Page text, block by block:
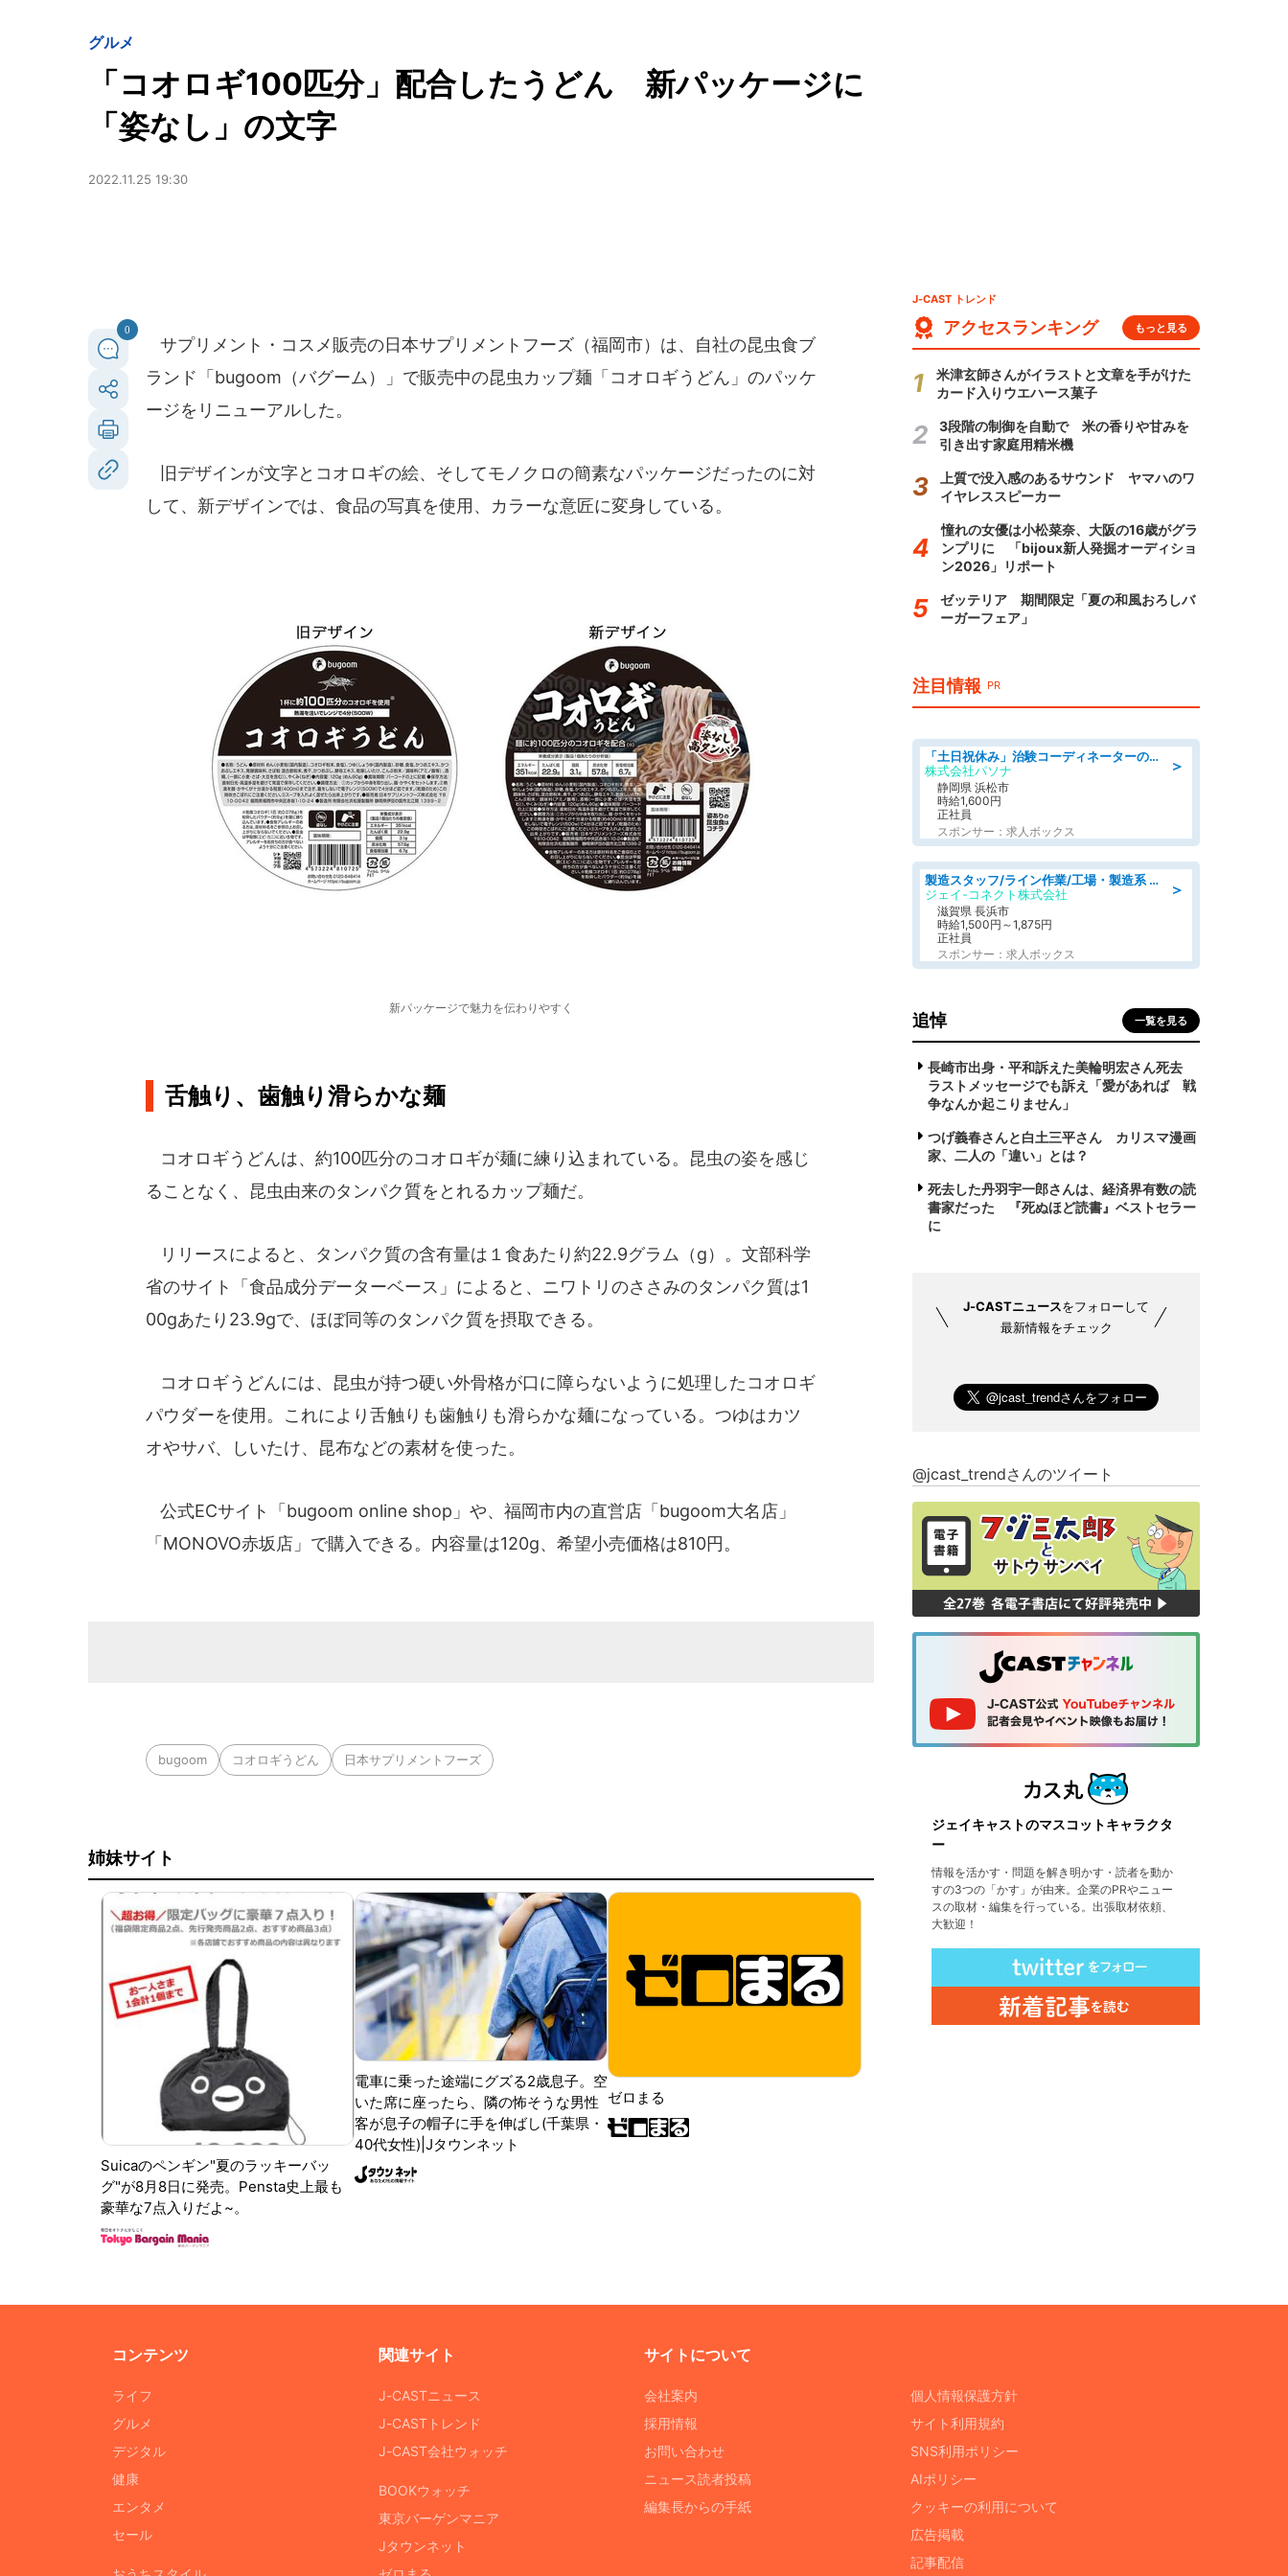
グルメ
「コオロギ100匹分」配合したうどん 新パッケージに
「姿なし」の文字
2022.11.25 19:30
0
サプリメント・コスメ販売の日本サプリメントフーズ（福岡市）は、自社の昆虫食ブ
ランド「bugoom（バグーム）」で販売中の昆虫カップ麺「コオロギうどん」のパッケ
ージをリニューアルした。
旧デザインが文字とコオロギの絵、そしてモノクロの簡素なパッケージだったのに対
して、新デザインでは、食品の写真を使用、カラーな意匠に変身している。
新パッケージで魅力を伝わりやすく
舌触り、歯触り滑らかな麺
コオロギうどんは、約100匹分のコオロギが麺に練り込まれている。昆虫の姿を感じ
ることなく、昆虫由来のタンパク質をとれるカップ麺だ。
リリースによると、タンパク質の含有量は１食あたり約22.9グラム（g）。文部科学
省のサイト「食品成分データーベース」によると、ニワトリのささみのタンパク質は1
00gあたり23.9gで、ほぼ同等のタンパク質を摂取できる。
コオロギうどんには、昆虫が持つ硬い外骨格が口に障らないように処理したコオロギ
パウダーを使用。これにより舌触りも歯触りも滑らかな麺になっている。つゆはカツ
オやサバ、しいたけ、昆布などの素材を使った。
公式ECサイト「bugoom online shop」や、福岡市内の直営店「bugoom大名店」
「MONOVO赤坂店」で購入できる。内容量は120g、希望小売価格は810円。
bugoom コオロギうどん 日本サプリメントフーズ
姉妹サイト
Suicaのペンギン"夏のラッキーバッ
グ"が8月8日に発売。Pensta史上最も
豪華な7点入りだよ~。
電車に乗った途端にグズる2歳息子。空
いた席に座ったら、隣の怖そうな男性
客が息子の帽子に手を伸ばし(千葉県・
40代女性)|Jタウンネット
ゼロまる
J-CAST トレンド
アクセスランキング もっと見る
米津玄師さんがイラストと文章を手がけた
カード入りウエハース菓子
3段階の制御を自動で 米の香りや甘みを
引き出す家庭用精米機
上質で没入感のあるサウンド ヤマハのワ
イヤレススピーカー
憧れの女優は小松菜奈、大阪の16歳がグラ
ンプリに 「bijoux新人発掘オーディショ
ン2026」リポート
ゼッテリア 期間限定「夏の和風おろしバ
ーガーフェア」
注目情報 PR
＞
「土日祝休み」治験コーディネーターのお仕事/未経験OK
株式会社パソナ
静岡県 浜松市
時給1,600円
正社員
スポンサー：求人ボックス
＞
製造スタッフ/ライン作業/工場・製造系 エンジン部品の機械加工/未経験可/昼食代無料
ジェイ-コネクト株式会社
滋賀県 長浜市
時給1,500円～1,875円
正社員
スポンサー：求人ボックス
追悼 一覧を見る
長崎市出身・平和訴えた美輪明宏さん死去
ラストメッセージでも訴え「愛があれば 戦
争なんか起こりません」
つげ義春さんと白土三平さん カリスマ漫画
家、二人の「違い」とは？
死去した丹羽宇一郎さんは、経済界有数の読
書家だった 『死ぬほど読書』ベストセラー
に
J-CASTニュースをフォローして
最新情報をチェック
@jcast_trendさんのツイート
ジェイキャストのマスコットキャラクタ
ー
情報を活かす・問題を解き明かす・読者を動か
すの3つの「かす」が由来。企業のPRやニュー
スの取材・編集を行っている。出張取材依頼、
大歓迎！
コンテンツ
ライフ
グルメ
デジタル
健康
エンタメ
セール
関連サイト
J-CASTニュース
J-CASTトレンド
J-CAST会社ウォッチ
BOOKウォッチ
東京バーゲンマニア
Jタウンネット
サイトについて
会社案内
採用情報
お問い合わせ
ニュース読者投稿
編集長からの手紙
個人情報保護方針
サイト利用規約
SNS利用ポリシー
AIポリシー
クッキーの利用について
広告掲載
記事配信